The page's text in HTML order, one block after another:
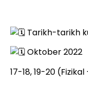
Tarikh-tarikh
Oktober 2022
17-18, 19-20